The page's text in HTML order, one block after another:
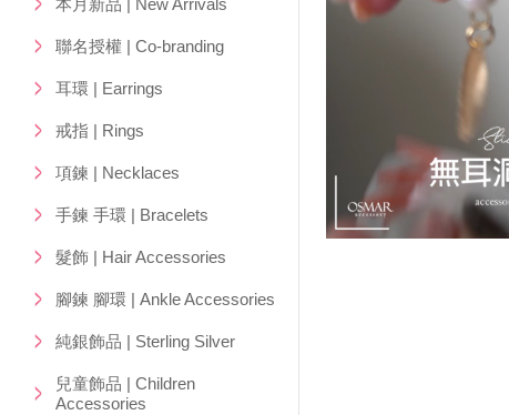
本月新品 | New Arrivals
聯名授權 | Co-branding
耳環 | Earrings
戒指 | Rings
項鍊 | Necklaces
手鍊 手環 | Bracelets
髮飾 | Hair Accessories
腳鍊 腳環 | Ankle Accessories
純銀飾品 | Sterling Silver
兒童飾品 | Children
Accessories